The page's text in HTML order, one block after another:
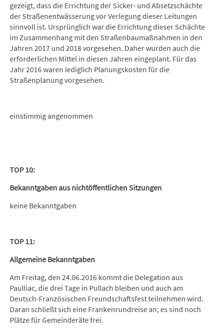
gezeigt, dass die Errichtung der Sicker- und Absetzschächte
der Straßenentwässerung vor Verlegung dieser Leitungen
sinnvoll ist. Ursprünglich war die Errichtung dieser Schächte
im Zusammenhang mit den Straßenbaumaßnahmen in den
Jahren 2017 und 2018 vorgesehen. Daher wurden auch die
erforderlichen Mittel in diesen Jahren eingeplant. Für das
Jahr 2016 waren lediglich Planungskosten für die
Straßenplanung vorgesehen.
einstimmig angenommen
TOP 10:
Bekanntgaben aus nichtöffentlichen Sitzungen
keine Bekanntgaben
TOP 11:
Allgemeine Bekanntgaben
Am Freitag, den 24.06.2016 kommt die Delegation aus
Paulliac, die drei Tage in Pullach bleiben und auch am
Deutsch-Französischen Freundschaftsfest teilnehmen wird.
Daran schließt sich eine Frankenrundreise an; es sind noch
Plätze für Gemeinderäte frei.